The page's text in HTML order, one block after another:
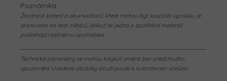
Poznámka:
Životnost baterií a akumulátorů, které mohou být součástí výrobku, je
stanovena na šest měsíců, jelikož se jedná o spotřební materiál
podléhající běžnému opotřebení.
Technické parametry se mohou kdykoli změnit bez předchozího
upozornění. Uvedené obrázky slouží pouze k ilustrativním účelům.